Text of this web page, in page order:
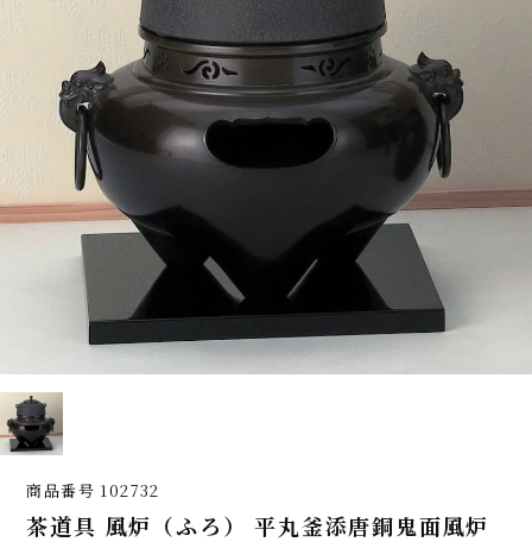
商品番号 102732
茶道具 風炉（ふろ） 平丸釜添唐銅鬼面風炉